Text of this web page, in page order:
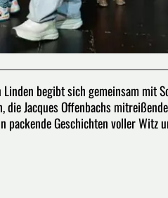
begibt sich gemeinsam mit
Jacques Offenbachs
Geschichten voller Witz